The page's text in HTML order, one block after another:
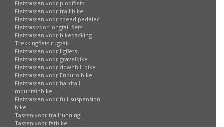
Fietstassen voor plooifiets
Fietstassen voor trail bike
Fietstassen voor speed pedelec
Fietstas voor longtail fiets
Fietstassen voor bikepacking
Trekkingfiets rugzak
Fietstassen voor ligfiets
Fietstassen voor gravelbike
Fietstassen voor downhill bike
Fietstassen voor Enduro bike
Fietstassen voor hardtail
mountainbike
Fietstassen voor full-suspension
bike
Tassen voor trailrunning
Tassen voor fatbike